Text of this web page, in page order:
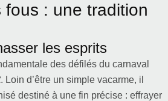
fous : une tradition
les esprits
des défilés du carnaval
. Loin d’être un simple vacarme, il
destiné à une fin précise : effrayer